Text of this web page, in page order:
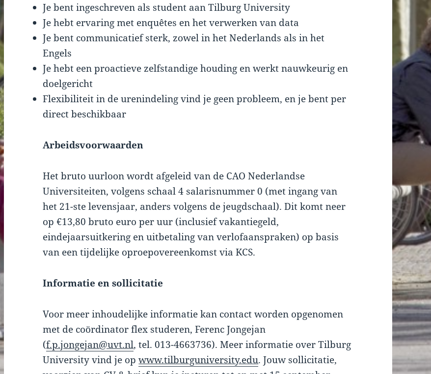
Je bent ingeschreven als student aan Tilburg University
Je hebt ervaring met enquêtes en het verwerken van data
Je bent communicatief sterk, zowel in het Nederlands als in het
Engels
Je hebt een proactieve zelfstandige houding en werkt nauwkeurig en
doelgericht
Flexibiliteit in de urenindeling vind je geen probleem, en je bent per
direct beschikbaar
Arbeidsvoorwaarden
Het bruto uurloon wordt afgeleid van de CAO Nederlandse
Universiteiten, volgens schaal 4 salarisnummer 0 (met ingang van
het 21-ste levensjaar, anders volgens de jeugdschaal). Dit komt neer
op €13,80 bruto euro per uur (inclusief vakantiegeld,
eindejaarsuitkering en uitbetaling van verlofaanspraken) op basis
van een tijdelijke oproepovereenkomst via KCS.
Informatie en sollicitatie
Voor meer inhoudelijke informatie kan contact worden opgenomen
met de coördinator flex studeren, Ferenc Jongejan
(f.p.jongejan@uvt.nl, tel. 013-4663736). Meer informatie over Tilburg
University vind je opwww.tilburguniversity.edu. Jouw sollicitatie,